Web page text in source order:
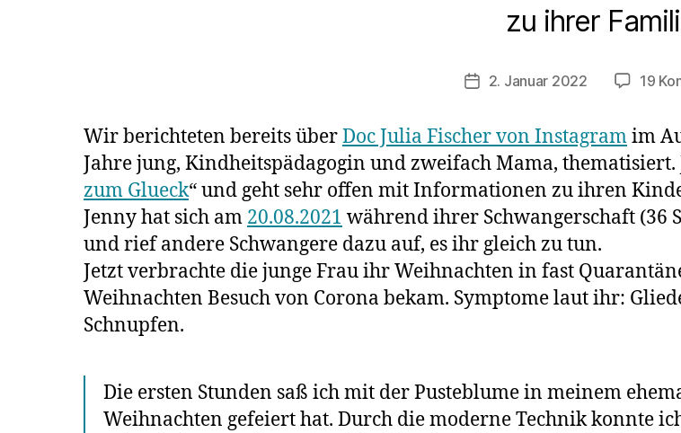
zu ihrer
Veröffentlichungsdatum
2. Januar 2022 19
Wir berichteten bereits überDoc Julia Fischer von Instagramim
Jahre jung, Kindheitspädagogin und zweifach Mama,
zum Glueck“ und geht sehr offen mit Informationen zu ihren
Jenny hat sich am 20.08.2021 während ihrer Schwangerschaft (36
und rief andere Schwangere dazu auf, es ihr gleich zu tun.
Jetzt verbrachte die junge Frau ihr Weihnachten in fast
Weihnachten Besuch von Corona bekam. Symptome laut ihr:
Schnupfen.
Die ersten Stunden saß ich mit der Pusteblume in meinem
Weihnachten gefeiert hat. Durch die moderne Technik konnte